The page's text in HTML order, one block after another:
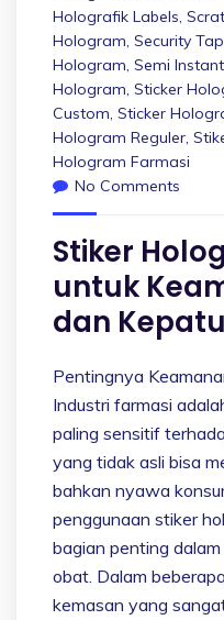
Holografik Labels,
Hologram, Security
Hologram, Semi
Hologram, Sticker
Custom, Sticker
Hologram Reguler,
Hologram Farmasi
No Comments
Stiker
untuk
dan
Pentingnya
Industri farmasi
paling sensitif
yang tidak asli bisa
bahkan nyawa
penggunaan stiker
bagian penting
obat. Dalam
kemasan yang